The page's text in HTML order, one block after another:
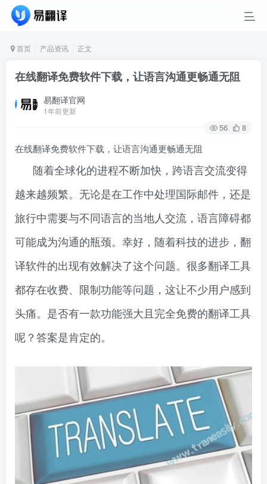
首页 产品资讯 正文
在线翻译免费软件下载，让语言沟通更畅通无阻
易翻译官网
1年前更新
56 8
在线翻译免费软件下载，让语言沟通更畅通无阻
随着全球化的进程不断加快，跨语言交流变得
越来越频繁。无论是在工作中处理国际邮件，还是
旅行中需要与不同语言的当地人交流，语言障碍都
可能成为沟通的瓶颈。幸好，随着科技的进步，翻
译软件的出现有效解决了这个问题。很多翻译工具
都存在收费、限制功能等问题，这让不少用户感到
头痛。是否有一款功能强大且完全免费的翻译工具
呢？答案是肯定的。